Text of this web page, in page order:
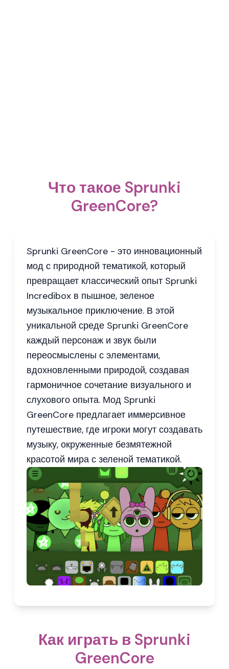
Что такое Sprunki
GreenCore?
Sprunki GreenCore - это инновационный
мод с природной тематикой, который
превращает классический опыт Sprunki
Incredibox в пышное, зеленое
музыкальное приключение. В этой
уникальной среде Sprunki GreenCore
каждый персонаж и звук были
переосмыслены с элементами,
вдохновленными природой, создавая
гармоничное сочетание визуального и
слухового опыта. Мод Sprunki
GreenCore предлагает иммерсивное
путешествие, где игроки могут создавать
музыку, окруженные безмятежной
красотой мира с зеленой тематикой.
Как играть в Sprunki
GreenCore